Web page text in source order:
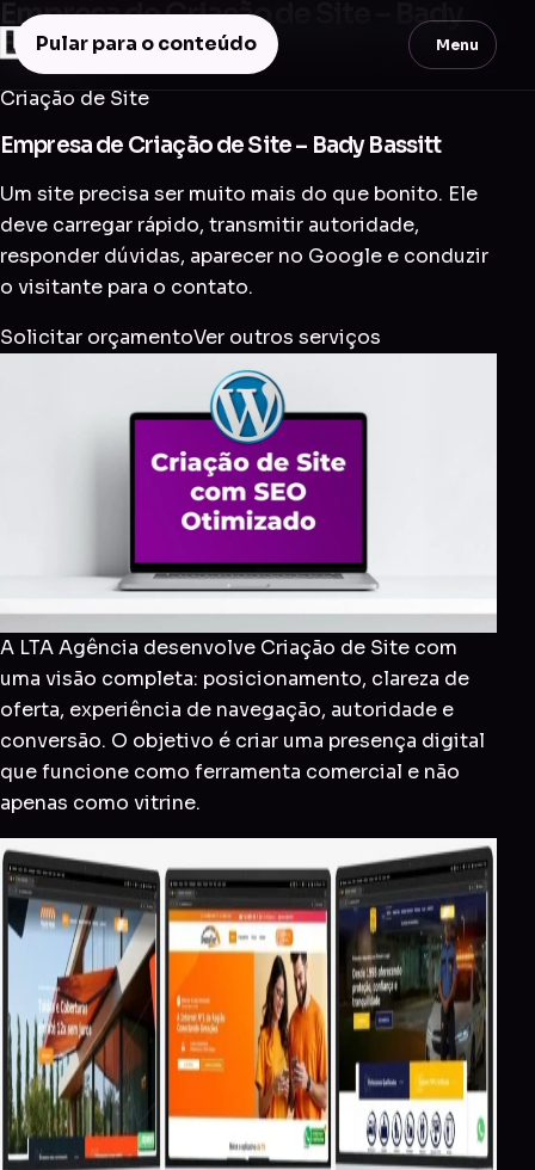
Pular para o conteúdo Menu
Empresa de Criação de Site – Bady
Bassitt
Criação de Site
Empresa de Criação de Site – Bady Bassitt
Um site precisa ser muito mais do que bonito. Ele
deve carregar rápido, transmitir autoridade,
responder dúvidas, aparecer no Google e conduzir
o visitante para o contato.
Solicitar orçamentoVer outros serviços
A LTA Agência desenvolve Criação de Site com
uma visão completa: posicionamento, clareza de
oferta, experiência de navegação, autoridade e
conversão. O objetivo é criar uma presença digital
que funcione como ferramenta comercial e não
apenas como vitrine.